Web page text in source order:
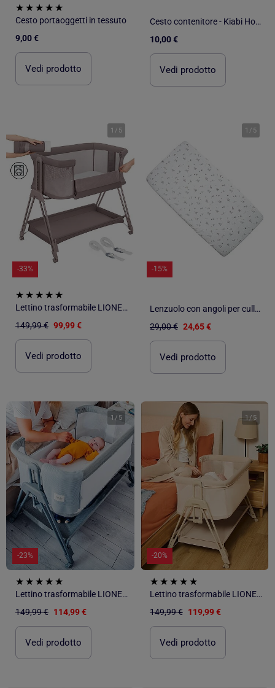
Cesto portaoggetti in tessuto
9,00 €
Vedi prodotto
Cesto contenitore - Kiabi Home
10,00 €
Vedi prodotto
1 / 5
-33%
Lettino trasformabile LIONELO Luna - 0-9 kg - Materasso incluso - Altezza e inclinazione regolabili
149,99 € 99,99 €
Vedi prodotto
1 / 5
-15%
Lenzuolo con angoli per culla in garza di cotone | SEVIRA KIDS
29,00 € 24,65 €
Vedi prodotto
1 / 5
-23%
Lettino trasformabile LIONELO Luna - 0-9 kg - Materasso incluso - Altezza e inclinazione regolabili
149,99 € 114,99 €
Vedi prodotto
1 / 5
-20%
Lettino trasformabile LIONELO Luna - 0-9 kg - Materasso incluso - Altezza e inclinazione regolabili
149,99 € 119,99 €
Vedi prodotto